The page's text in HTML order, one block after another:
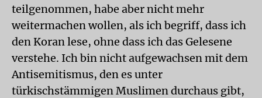
teilgenommen, habe aber nicht mehr
weitermachen wollen, als ich begriff, dass ich
den Koran lese, ohne dass ich das Gelesene
verstehe. Ich bin nicht aufgewachsen mit dem
Antisemitismus, den es unter
türkischstämmigen Muslimen durchaus gibt,